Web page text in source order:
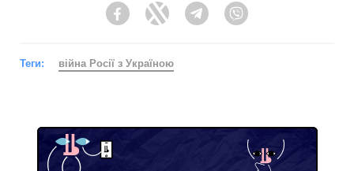
FacebookTwitter Telegram
Теги: війна Росії з Україною